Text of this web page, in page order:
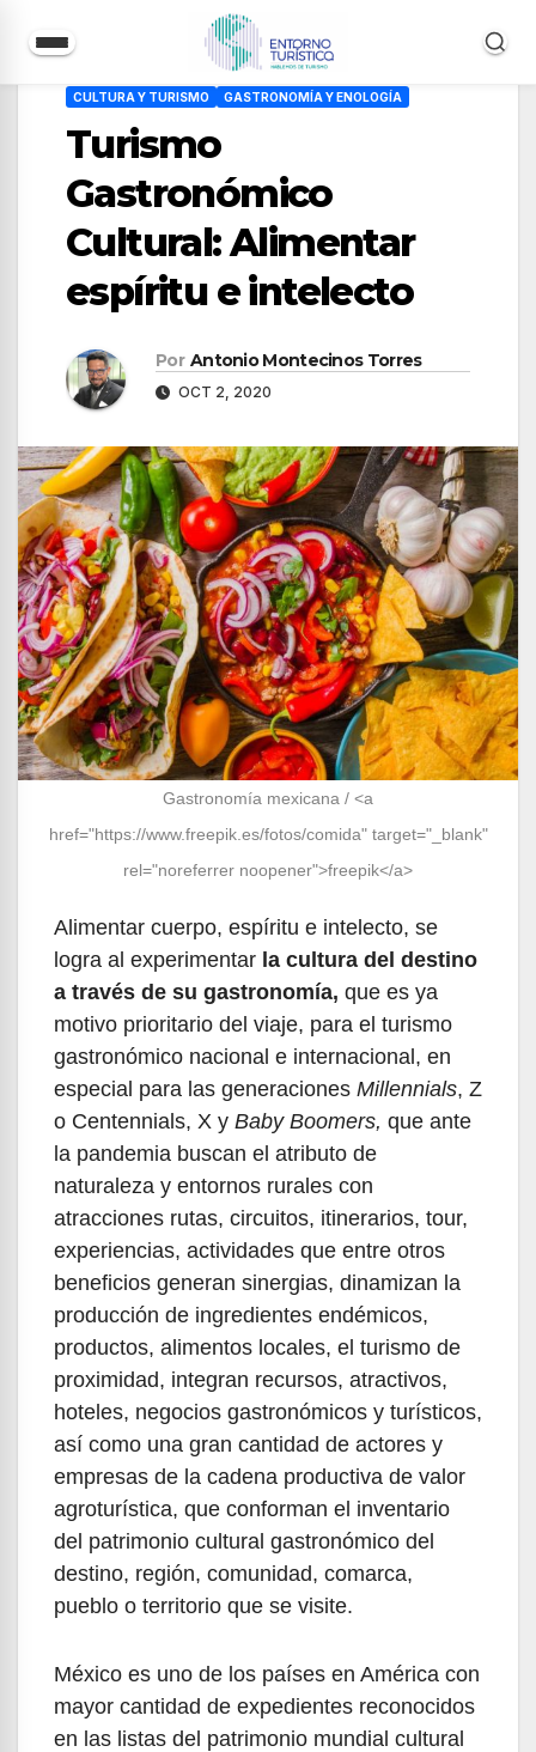
CULTURA Y TURISMO GASTRONOMÍA Y ENOLOGÍA
Turismo
Gastronómico
Cultural: Alimentar
espíritu e intelecto
Por Antonio Montecinos Torres
OCT 2, 2020
Gastronomía mexicana / <a
href="https://www.freepik.es/fotos/comida" target="_blank"
rel="noreferrer noopener">freepik</a>
Alimentar cuerpo, espíritu e intelecto, se
logra al experimentar la cultura del destino
a través de su gastronomía, que es ya
motivo prioritario del viaje, para el turismo
gastronómico nacional e internacional, en
especial para las generaciones Millennials, Z
o Centennials, X y Baby Boomers, que ante
la pandemia buscan el atributo de
naturaleza y entornos rurales con
atracciones rutas, circuitos, itinerarios, tour,
experiencias, actividades que entre otros
beneficios generan sinergias, dinamizan la
producción de ingredientes endémicos,
productos, alimentos locales, el turismo de
proximidad, integran recursos, atractivos,
hoteles, negocios gastronómicos y turísticos,
así como una gran cantidad de actores y
empresas de la cadena productiva de valor
agroturística, que conforman el inventario
del patrimonio cultural gastronómico del
destino, región, comunidad, comarca,
pueblo o territorio que se visite.
México es uno de los países en América con
mayor cantidad de expedientes reconocidos
en las listas del patrimonio mundial cultural